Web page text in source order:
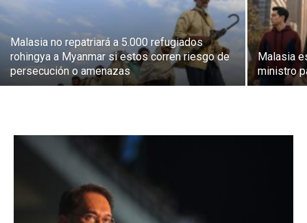
Malasia no repatriará a 5.000 refugiados
rohingya a Myanmar si estos corren riesgo de
persecución o amenazas
Malasia
ministro